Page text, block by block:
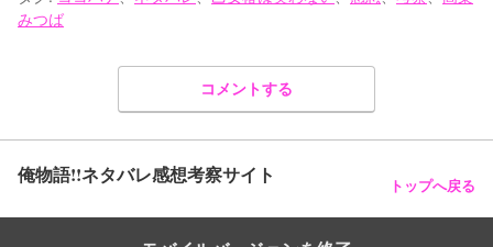
みつば
コメントする
俺物語!!ネタバレ感想考察サイト トップへ戻る